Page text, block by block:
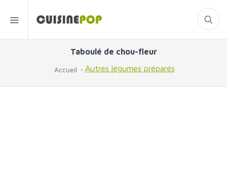
Taboulé de chou-fleur
Accueil Autres légumes préparés